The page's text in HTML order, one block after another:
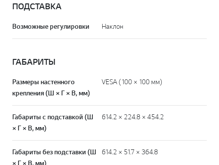
ПОДСТАВКА
Возможные регулировки Наклон
ГАБАРИТЫ
Размеры настенного
крепления (Ш × Г × В, мм)
VESA (100 × 100 мм)
Габариты с подставкой (Ш
× Г × В, мм)
614.2 × 224.8 × 454.2
Габариты без подставки (Ш
614.2 × 51.7 × 364.8